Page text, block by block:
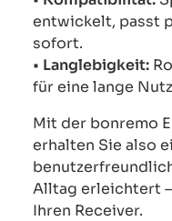
entwickelt, passt
sofort.
• Langlebigkeit:
für eine lange
Mit der bonremo
erhalten Sie also
Alltag erleichtert
Ihren Receiver.